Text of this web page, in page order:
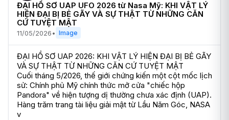
ĐẠI HỒ SƠ UAP UFO 2026 từ Nasa Mỹ: KHI VẬT LÝ
HIỆN ĐẠI BỊ BẺ GÃY VÀ SỰ THẬT TỪ NHỮNG CĂN
CỨ TUYỆT MẬT
11/05/2026• Image
ĐẠI HỒ SƠ UAP 2026: KHI VẬT LÝ HIỆN ĐẠI BỊ BẺ GÃY
VÀ SỰ THẬT TỪ NHỮNG CĂN CỨ TUYỆT MẬT
Cuối tháng 5/2026, thế giới chứng kiến một cột mốc lịch
sử: Chính phủ Mỹ chính thức mở cửa "chiếc hộp
Pandora" về hiện tượng dị thường chưa xác định (UAP).
Hàng trăm trang tài liệu giải mật từ Lầu Năm Góc, NASA
v